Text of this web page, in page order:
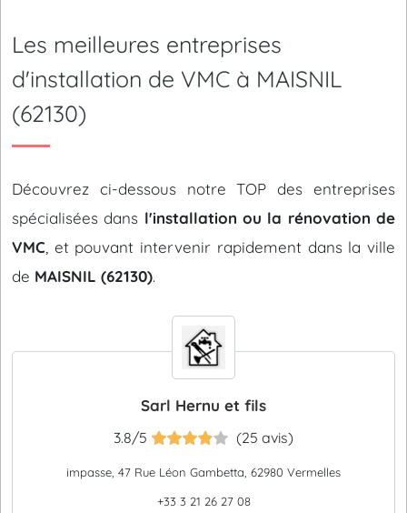
Les meilleures entreprises
d'installation de VMC à MAISNIL
(62130)
Découvrez ci-dessous notre TOP des entreprises
spécialisées dans l'installation ou la rénovation de
VMC , et pouvant intervenir rapidement dans la ville
de MAISNIL (62130).
Sarl Hernu et fils
3.8/5 (25 avis)
impasse, 47 Rue Léon Gambetta, 62980 Vermelles
+33 3 21 26 27 08